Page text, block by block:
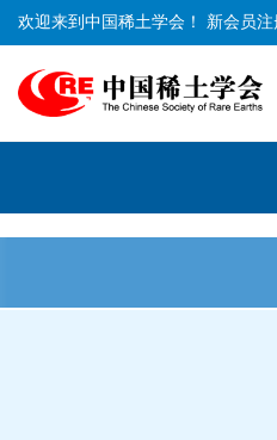
欢迎来到中国稀土学会！ 新会员注